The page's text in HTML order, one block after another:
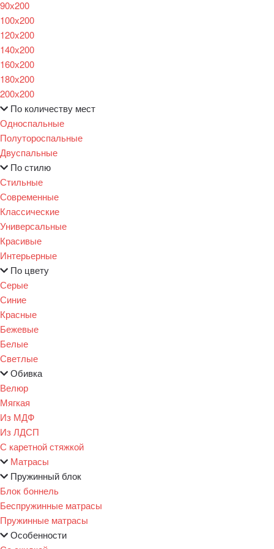
90х200
100х200
120x200
140х200
160х200
180х200
200х200
По количеству мест
Односпальные
Полутороспальные
Двуспальные
По стилю
Стильные
Современные
Классические
Универсальные
Красивые
Интерьерные
По цвету
Серые
Синие
Красные
Бежевые
Белые
Светлые
Обивка
Велюр
Мягкая
Из МДФ
Из ЛДСП
С каретной стяжкой
Матрасы
Пружинный блок
Блок боннель
Беспружинные матрасы
Пружинные матрасы
Особенности